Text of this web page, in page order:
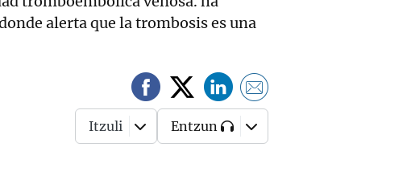
alerta que la trombosis es una
Itzuli Entzun